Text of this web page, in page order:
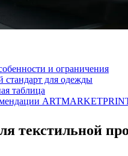
и ограничения
стандарт для одежды
таблица
текстильной